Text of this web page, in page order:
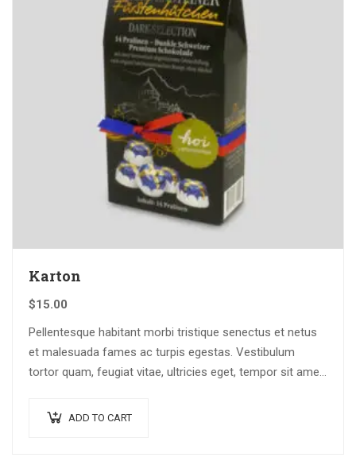
Karton
$15.00
Pellentesque habitant morbi tristique senectus et netus
et malesuada fames ac turpis egestas. Vestibulum
tortor quam, feugiat vitae, ultricies eget, tempor sit amet,
ADD TO CART